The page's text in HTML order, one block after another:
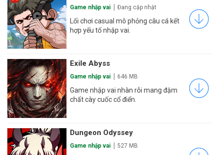
Game nhập vai Đang cập nhật
Lối chơi casual mô phỏng câu cá kết
hợp yếu tố nhập vai.
Exile Abyss
Game nhập vai 646 MB
Game nhập vai nhàn rỗi mang đậm
chất cày cuốc cổ điển.
Dungeon Odyssey
Game nhập vai 527 MB